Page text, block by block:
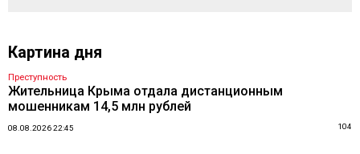
Картина дня
Преступность
Жительница Крыма отдала дистанционным
мошенникам 14,5 млн рублей
08.08.2026 22:45 104